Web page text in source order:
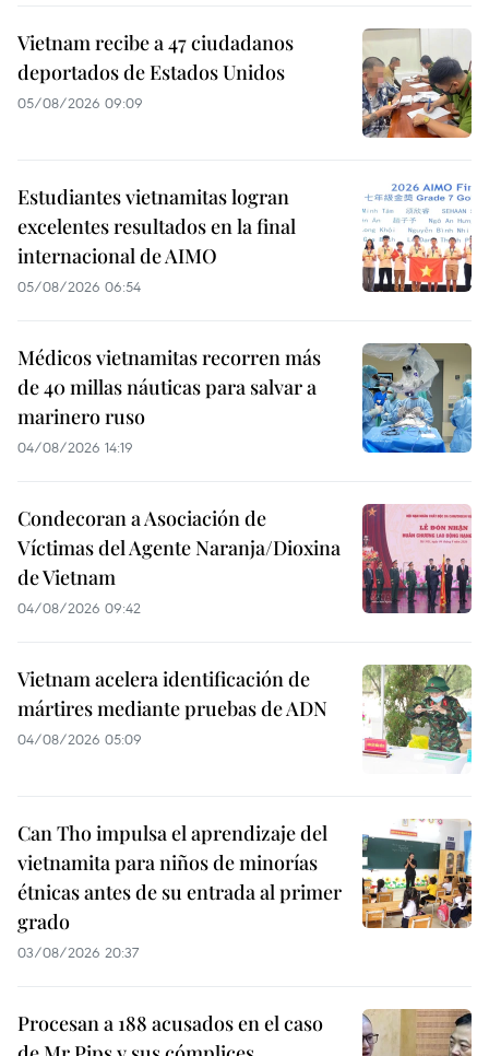
Vietnam recibe a 47 ciudadanos
deportados de Estados Unidos
05/08/2026 09:09
Estudiantes vietnamitas logran
excelentes resultados en la final
internacional de AIMO
05/08/2026 06:54
Médicos vietnamitas recorren más
de 40 millas náuticas para salvar a
marinero ruso
04/08/2026 14:19
Condecoran a Asociación de
Víctimas del Agente Naranja/Dioxina
de Vietnam
04/08/2026 09:42
Vietnam acelera identificación de
mártires mediante pruebas de ADN
04/08/2026 05:09
Can Tho impulsa el aprendizaje del
vietnamita para niños de minorías
étnicas antes de su entrada al primer
grado
03/08/2026 20:37
Procesan a 188 acusados en el caso